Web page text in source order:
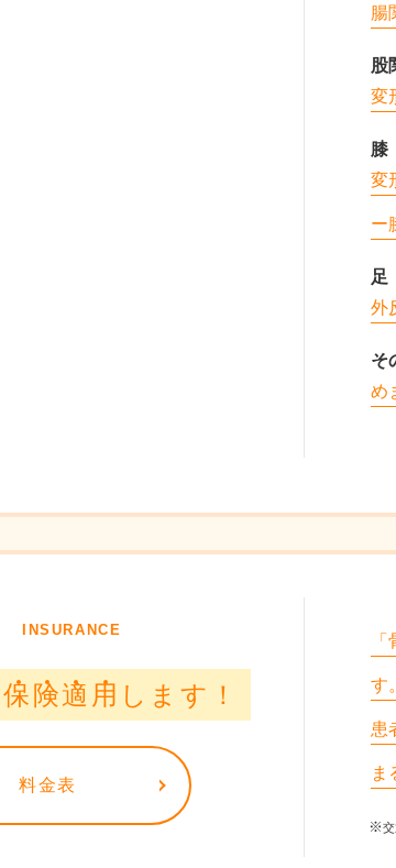
腸
股
変
膝
変
ー
足
外
そ
め
INSURANCE
保 険適 用 します！
料金表
す。
患
ま